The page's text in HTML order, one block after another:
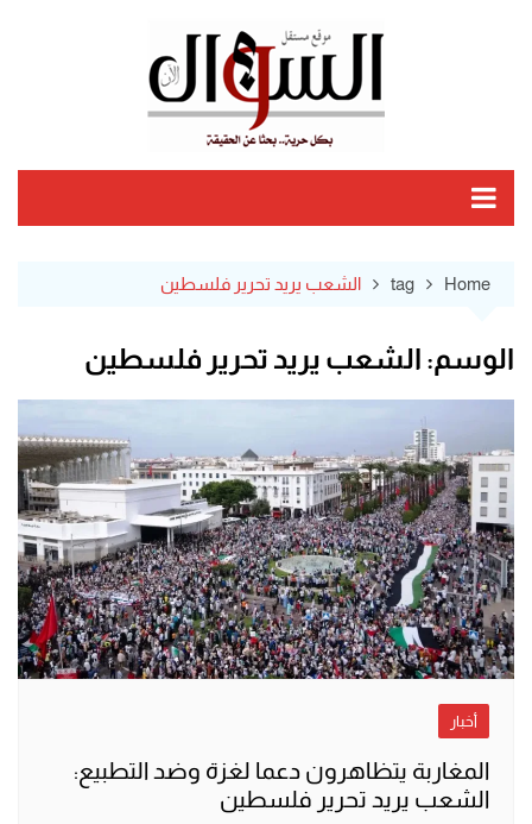
Home
tag الشعب يريد تحرير فلسطين
الوسم: الشعب يريد تحرير فلسطين
أخبار
المغاربة يتظاهرون دعما لغزة وضد التطبيع:
الشعب يريد تحرير فلسطين